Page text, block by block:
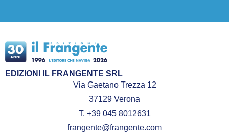
EDIZIONI IL FRANGENTE SRL
Via Gaetano Trezza 12
37129 Verona
T. +39 045 8012631
frangente@frangente.com